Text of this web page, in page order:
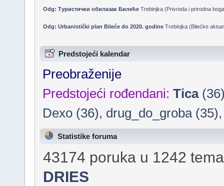
Odg: Туристички обилазак Билеће Trebinjka(Privreda i prirodna
Odg: Urbanistički plan Bileće do 2020. godine Trebinjka(Bilećke
Predstojeći kalendar
Preobraženije
Predstojeći rođendani: Tica
Dexo (36), drug_do_groba (35)
Statistike foruma
43174 poruka u 1242
DRIES